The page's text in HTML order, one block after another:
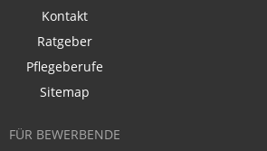
Kontakt
Ratgeber
Pflegeberufe
Sitemap
FÜR BEWERBENDE